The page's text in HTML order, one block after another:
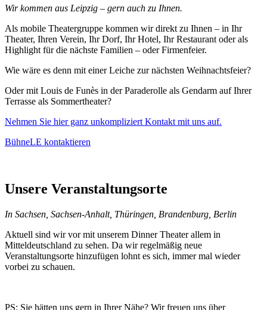
Wir kommen aus Leipzig – gern auch zu Ihnen.
Als mobile Theatergruppe kommen wir direkt zu Ihnen – in Ihr
Theater, Ihren Verein, Ihr Dorf, Ihr Hotel, Ihr Restaurant oder als
Highlight für die nächste Familien – oder Firmenfeier.
Wie wäre es denn mit einer Leiche zur nächsten Weihnachtsfeier?
Oder mit Louis de Funès in der Paraderolle als Gendarm auf Ihrer
Terrasse als Sommertheater?
Nehmen Sie hier ganz unkompliziert Kontakt mit uns auf.
BühneLE kontaktieren
Unsere Veranstaltungsorte
In Sachsen, Sachsen-Anhalt, Thüringen, Brandenburg, Berlin
Aktuell sind wir vor mit unserem Dinner Theater allem in
Mitteldeutschland zu sehen. Da wir regelmäßig neue
Veranstaltungsorte hinzufügen lohnt es sich, immer mal wieder
vorbei zu schauen.
PS: Sie hätten uns gern in Ihrer Nähe? Wir freuen uns über